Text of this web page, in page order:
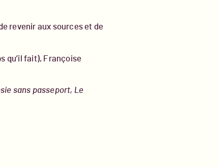
revenir aux sources et de
qu’il fait), Françoise
sans passeport, Le